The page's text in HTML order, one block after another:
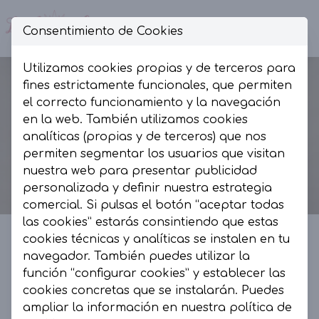
La Presumida by AR
La Presumida es un espacio de moda, muy
Consentimiento de Cookies
Utilizamos cookies propias y de terceros para
fines estrictamente funcionales, que permiten
el correcto funcionamiento y la navegación
en la web. También utilizamos cookies
analíticas (propias y de terceros) que nos
permiten segmentar los usuarios que visitan
nuestra web para presentar publicidad
personalizada y definir nuestra estrategia
comercial. Si pulsas el botón “aceptar todas
las cookies” estarás consintiendo que estas
cookies técnicas y analíticas se instalen en tu
navegador. También puedes utilizar la
función “configurar cookies” y establecer las
cookies concretas que se instalarán. Puedes
ampliar la información en nuestra política de